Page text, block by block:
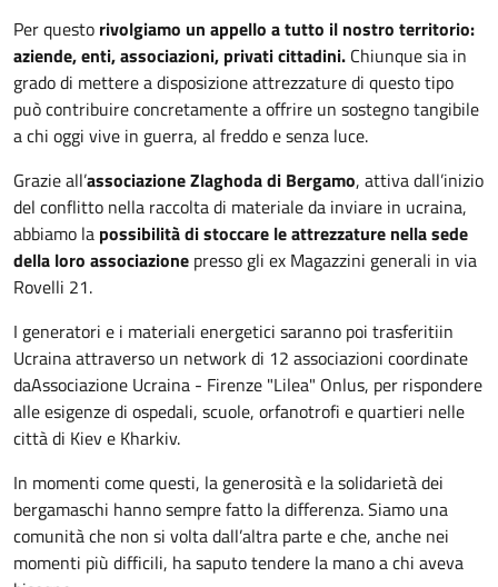
Per questo rivolgiamo un appello a tutto il nostro territorio:
aziende, enti, associazioni, privati cittadini. Chiunque sia in
grado di mettere a disposizione attrezzature di questo tipo
può contribuire concretamente a offrire un sostegno tangibile
a chi oggi vive in guerra, al freddo e senza luce.
Grazie all’associazione Zlaghoda di Bergamo, attiva dall’inizio
del conflitto nella raccolta di materiale da inviare in ucraina,
abbiamo la possibilità di stoccare le attrezzature nella sede
della loro associazione presso gli ex Magazzini generali in via
Rovelli 21.
I generatori e i materiali energetici saranno poi trasferitiin
Ucraina attraverso un network di 12 associazioni coordinate
daAssociazione Ucraina - Firenze "Lilea" Onlus, per rispondere
alle esigenze di ospedali, scuole, orfanotrofi e quartieri nelle
città di Kiev e Kharkiv.
In momenti come questi, la generosità e la solidarietà dei
bergamaschi hanno sempre fatto la differenza. Siamo una
comunità che non si volta dall’altra parte e che, anche nei
momenti più difficili, ha saputo tendere la mano a chi aveva